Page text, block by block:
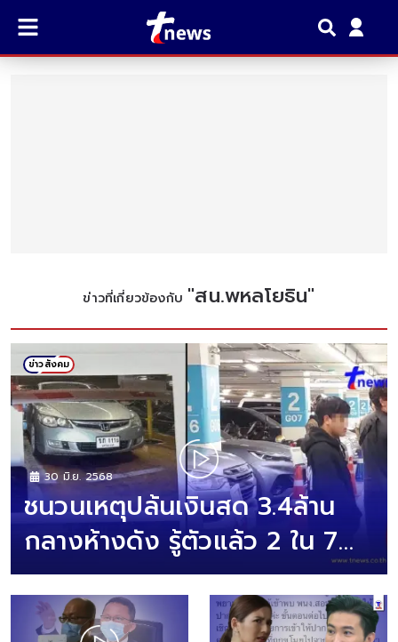
ข่าวที่เกี่ยวข้องกับ "สน.พหลโยธิน"
ข่าวสังคม
30 มิ.ย. 2568
ชนวนเหตุปล้นเงินสด 3.4ล้าน
กลางห้างดัง รู้ตัวแล้ว 2 ใน 7
คนร้าย